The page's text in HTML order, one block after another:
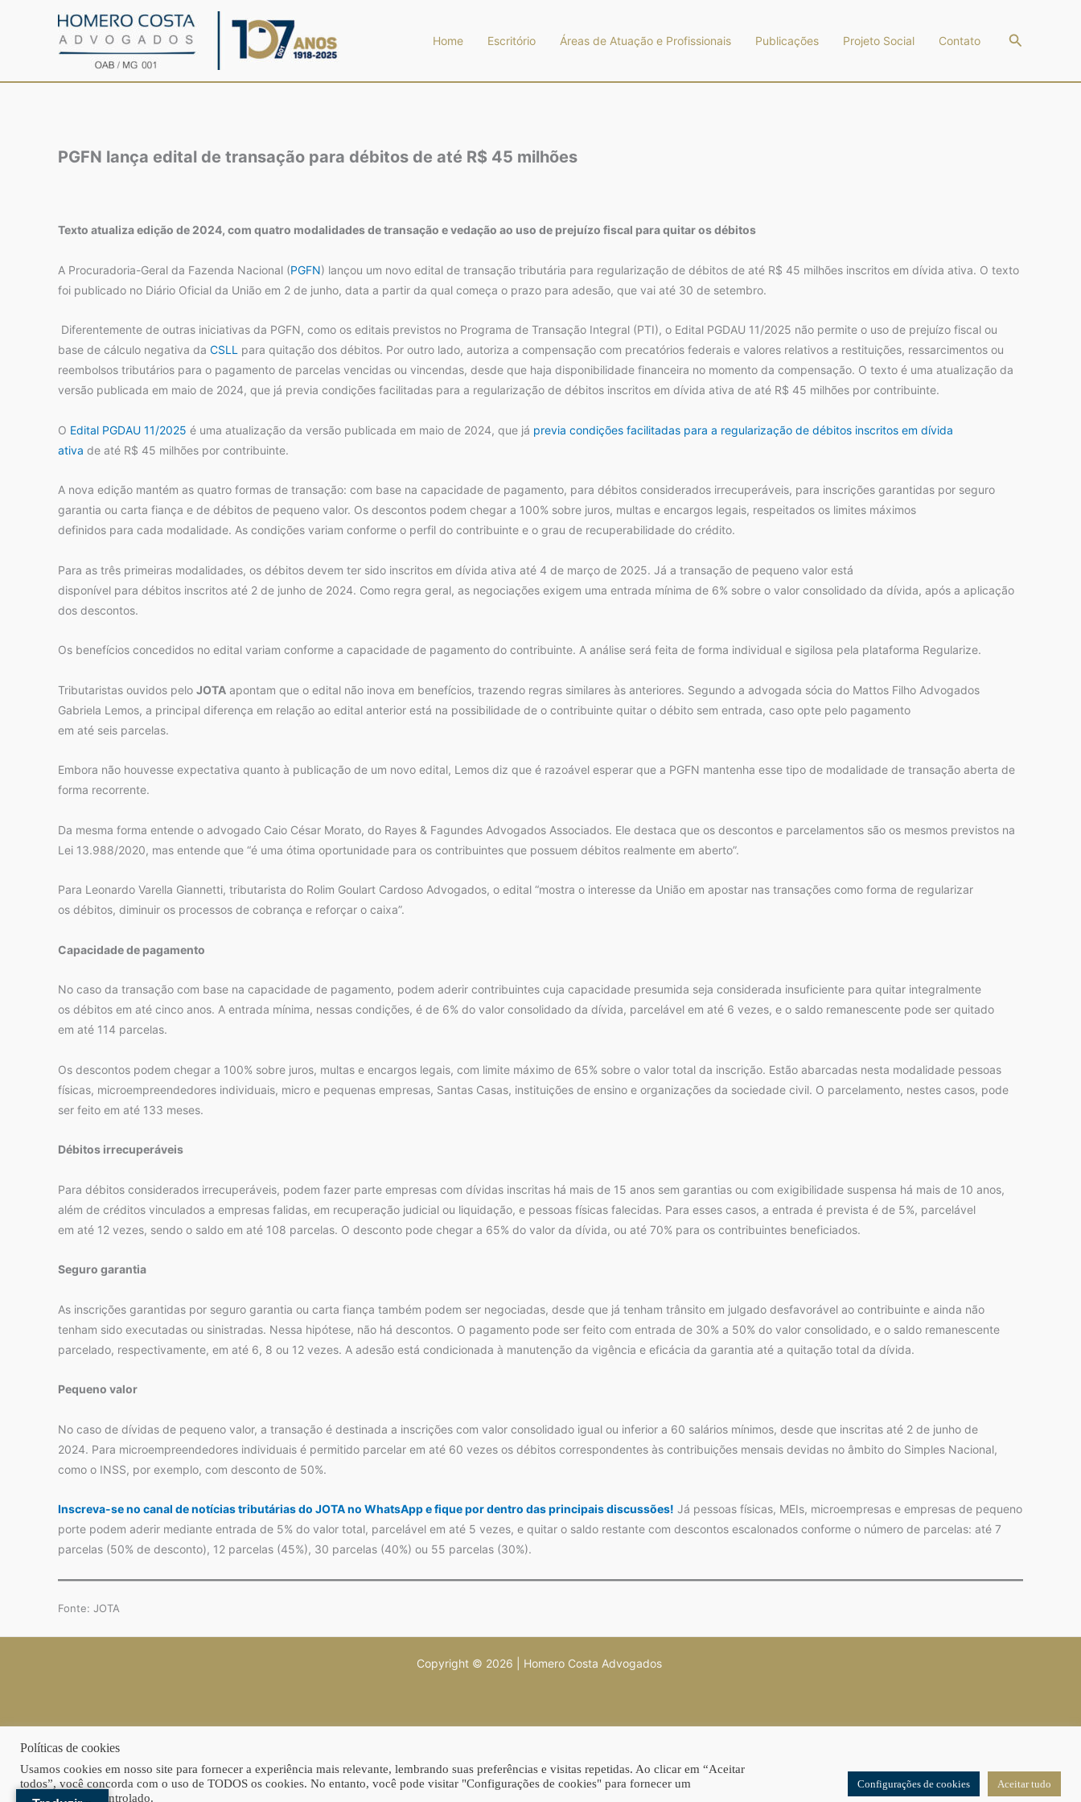
Home Escritório Áreas de Atuação e Profissionais Publicações Projeto Social Contato Pesquisar
PGFN lança edital de transação para débitos de até R$ 45 milhões
Texto atualiza edição de 2024, com quatro modalidades de transação e vedação ao uso de prejuízo fiscal para quitar os débitos
A Procuradoria-Geral da Fazenda Nacional (PGFN) lançou um novo edital de transação tributária para regularização de débitos de até R$ 45 milhões inscritos em dívida ativa. O texto
foi publicado no Diário Oficial da União em 2 de junho, data a partir da qual começa o prazo para adesão, que vai até 30 de setembro.
Diferentemente de outras iniciativas da PGFN, como os editais previstos no Programa de Transação Integral (PTI), o Edital PGDAU 11/2025 não permite o uso de prejuízo fiscal ou
base de cálculo negativa da CSLL para quitação dos débitos. Por outro lado, autoriza a compensação com precatórios federais e valores relativos a restituições, ressarcimentos ou
reembolsos tributários para o pagamento de parcelas vencidas ou vincendas, desde que haja disponibilidade financeira no momento da compensação. O texto é uma atualização da
versão publicada em maio de 2024, que já previa condições facilitadas para a regularização de débitos inscritos em dívida ativa de até R$ 45 milhões por contribuinte.
O Edital PGDAU 11/2025 é uma atualização da versão publicada em maio de 2024, que já previa condições facilitadas para a regularização de débitos inscritos em dívida
ativa de até R$ 45 milhões por contribuinte.
A nova edição mantém as quatro formas de transação: com base na capacidade de pagamento, para débitos considerados irrecuperáveis, para inscrições garantidas por seguro
garantia ou carta fiança e de débitos de pequeno valor. Os descontos podem chegar a 100% sobre juros, multas e encargos legais, respeitados os limites máximos
definidos para cada modalidade. As condições variam conforme o perfil do contribuinte e o grau de recuperabilidade do crédito.
Para as três primeiras modalidades, os débitos devem ter sido inscritos em dívida ativa até 4 de março de 2025. Já a transação de pequeno valor está
disponível para débitos inscritos até 2 de junho de 2024. Como regra geral, as negociações exigem uma entrada mínima de 6% sobre o valor consolidado da dívida, após a aplicação
dos descontos.
Os benefícios concedidos no edital variam conforme a capacidade de pagamento do contribuinte. A análise será feita de forma individual e sigilosa pela plataforma Regularize.
Tributaristas ouvidos pelo JOTA apontam que o edital não inova em benefícios, trazendo regras similares às anteriores. Segundo a advogada sócia do Mattos Filho Advogados
Gabriela Lemos, a principal diferença em relação ao edital anterior está na possibilidade de o contribuinte quitar o débito sem entrada, caso opte pelo pagamento
em até seis parcelas.
Embora não houvesse expectativa quanto à publicação de um novo edital, Lemos diz que é razoável esperar que a PGFN mantenha esse tipo de modalidade de transação aberta de
forma recorrente.
Da mesma forma entende o advogado Caio César Morato, do Rayes & Fagundes Advogados Associados. Ele destaca que os descontos e parcelamentos são os mesmos previstos na
Lei 13.988/2020, mas entende que “é uma ótima oportunidade para os contribuintes que possuem débitos realmente em aberto”.
Para Leonardo Varella Giannetti, tributarista do Rolim Goulart Cardoso Advogados, o edital “mostra o interesse da União em apostar nas transações como forma de regularizar
os débitos, diminuir os processos de cobrança e reforçar o caixa”.
Capacidade de pagamento
No caso da transação com base na capacidade de pagamento, podem aderir contribuintes cuja capacidade presumida seja considerada insuficiente para quitar integralmente
os débitos em até cinco anos. A entrada mínima, nessas condições, é de 6% do valor consolidado da dívida, parcelável em até 6 vezes, e o saldo remanescente pode ser quitado
em até 114 parcelas.
Os descontos podem chegar a 100% sobre juros, multas e encargos legais, com limite máximo de 65% sobre o valor total da inscrição. Estão abarcadas nesta modalidade pessoas
físicas, microempreendedores individuais, micro e pequenas empresas, Santas Casas, instituições de ensino e organizações da sociedade civil. O parcelamento, nestes casos, pode
ser feito em até 133 meses.
Débitos irrecuperáveis
Para débitos considerados irrecuperáveis, podem fazer parte empresas com dívidas inscritas há mais de 15 anos sem garantias ou com exigibilidade suspensa há mais de 10 anos,
além de créditos vinculados a empresas falidas, em recuperação judicial ou liquidação, e pessoas físicas falecidas. Para esses casos, a entrada é prevista é de 5%, parcelável
em até 12 vezes, sendo o saldo em até 108 parcelas. O desconto pode chegar a 65% do valor da dívida, ou até 70% para os contribuintes beneficiados.
Seguro garantia
As inscrições garantidas por seguro garantia ou carta fiança também podem ser negociadas, desde que já tenham trânsito em julgado desfavorável ao contribuinte e ainda não
tenham sido executadas ou sinistradas. Nessa hipótese, não há descontos. O pagamento pode ser feito com entrada de 30% a 50% do valor consolidado, e o saldo remanescente
parcelado, respectivamente, em até 6, 8 ou 12 vezes. A adesão está condicionada à manutenção da vigência e eficácia da garantia até a quitação total da dívida.
Pequeno valor
No caso de dívidas de pequeno valor, a transação é destinada a inscrições com valor consolidado igual ou inferior a 60 salários mínimos, desde que inscritas até 2 de junho de
2024. Para microempreendedores individuais é permitido parcelar em até 60 vezes os débitos correspondentes às contribuições mensais devidas no âmbito do Simples Nacional,
como o INSS, por exemplo, com desconto de 50%.
Inscreva-se no canal de notícias tributárias do JOTA no WhatsApp e fique por dentro das principais discussões! Já pessoas físicas, MEIs, microempresas e empresas de pequeno
porte podem aderir mediante entrada de 5% do valor total, parcelável em até 5 vezes, e quitar o saldo restante com descontos escalonados conforme o número de parcelas: até 7
parcelas (50% de desconto), 12 parcelas (45%), 30 parcelas (40%) ou 55 parcelas (30%).
Fonte: JOTA
Copyright © 2026 | Homero Costa Advogados
Políticas de cookies
Usamos cookies em nosso site para fornecer a experiência mais relevante, lembrando suas preferências e visitas repetidas. Ao clicar em “Aceitar
todos”, você concorda com o uso de TODOS os cookies. No entanto, você pode visitar "Configurações de cookies" para fornecer um
consentimento controlado.
Configurações de cookies Aceitar tudo